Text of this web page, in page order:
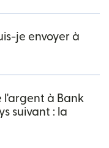
je envoyer à
l'argent à Bank
suivant : la